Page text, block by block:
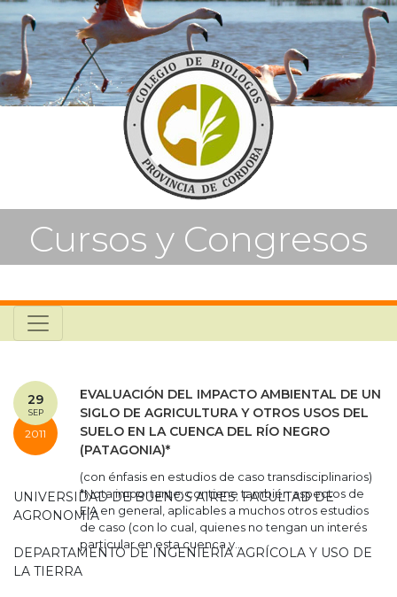
Cursos y Congresos
29
SEP
2011
EVALUACIÓN DEL IMPACTO AMBIENTAL DE UN
SIGLO DE AGRICULTURA Y OTROS USOS DEL
SUELO EN LA CUENCA DEL RÍO NEGRO
(PATAGONIA)*
(con énfasis en estudios de caso transdisciplinarios)
*Nota importante: contiene también aspectos de
EIA en general, aplicables a muchos otros estudios
de caso (con lo cual, quienes no tengan un interés
particular en esta cuenca y...
UNIVERSIDAD DE BUENOS AIRES. FACULTAD DE
AGRONOMÍA
DEPARTAMENTO DE INGENIERÍA AGRÍCOLA Y USO DE
LA TIERRA